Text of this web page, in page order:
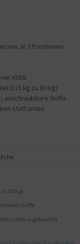
in 3 Positionen
X580:
(115 kg zu 80 kg)
anschraubbare Griffe
statt unten
80 kg)
Griffe
unten angebracht)